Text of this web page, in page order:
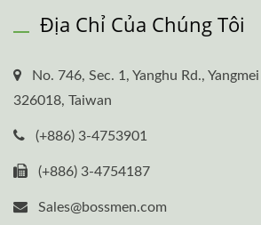
Địa Chỉ Của Chúng Tôi
No. 746, Sec. 1, Yanghu Rd.,
326018, Taiwan
(+886) 3-4753901
(+886) 3-4754187
Sales@bossmen.com